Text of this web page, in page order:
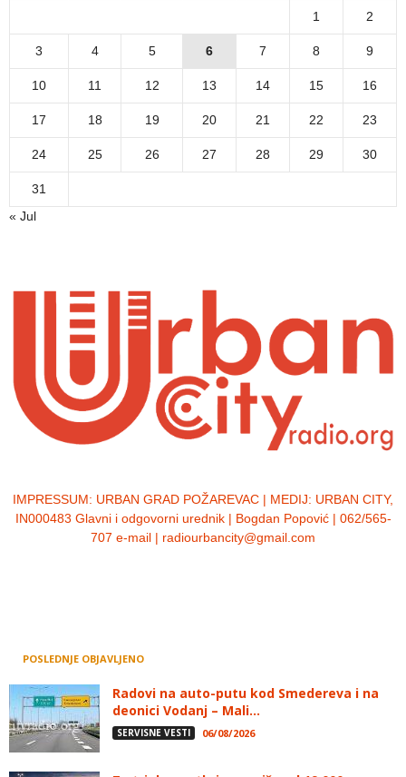
1 2
3 4 5 6 7 8 9
10 11 12 13 14 15 16
17 18 19 20 21 22 23
24 25 26 27 28 29 30
31
« Jul
IMPRESSUM: URBAN GRAD POŽAREVAC | MEDIJ: URBAN CITY,
IN000483 Glavni i odgovorni urednik | Bogdan Popović | 062/565-
707 e-mail | radiourbancity@gmail.com
POSLEDNJE OBJAVLJENO
Radovi na auto-putu kod Smedereva i na
deonici Vodanj – Mali...
SERVISNE VESTI 06/08/2026